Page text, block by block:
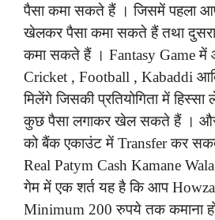
पैसा कमा सकते हैं । जिसमें पहला
खेलकर पैसा कमा सकते हैं तथा दुसरा
कमा सकते हैं । Fantasy Game में
Cricket , Football , Kabaddi
मिलेंगे जिसकी प्रतियोगिता में
कुछ पैसा लगाकर खेल सकते हैं ।
को बैंक एकाउंट में Transfer कर
Real Patym Cash Kamane
गेम में एक शर्त यह है कि आप
Minimum 200 रुपये तक कमाना